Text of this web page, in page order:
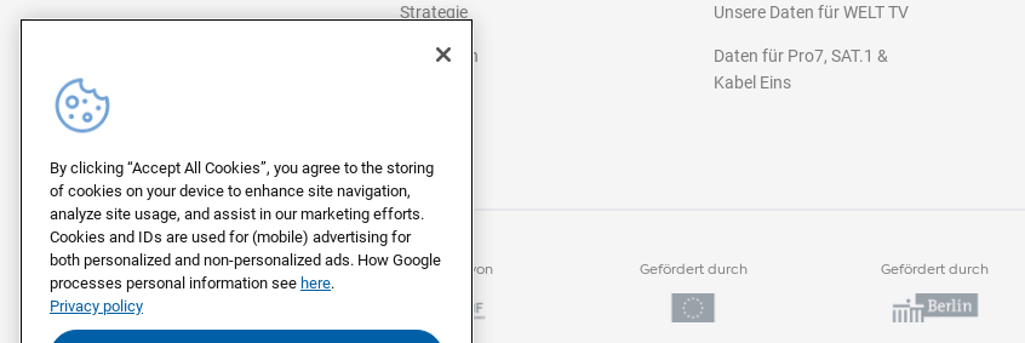
Strategie
Agenturen
Unsere Daten für WELT TV
Daten für Pro7, SAT.1 &
Kabel Eins
© 2026 Civey
Mitglied beim Mitglied von Gefördert durch Gefördert durch
By clicking “Accept All Cookies”, you agree to the storing
of cookies on your device to enhance site navigation,
analyze site usage, and assist in our marketing efforts.
Cookies and IDs are used for (mobile) advertising for
both personalized and non-personalized ads. How Google
processes personal information see here.
Privacy policy